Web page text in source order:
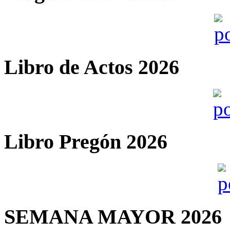
Libro de Actos 2026
Libro Pregón 2026
SEMANA MAYOR 2026